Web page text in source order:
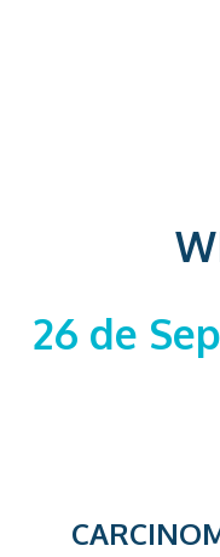
26 de